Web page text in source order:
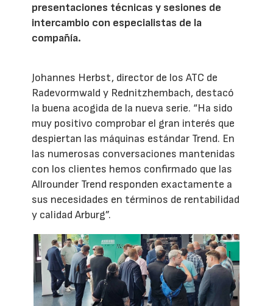
presentaciones técnicas y sesiones de
intercambio con especialistas de la
compañía.
Johannes Herbst, director de los ATC de
Radevormwald y Rednitzhembach, destacó
la buena acogida de la nueva serie. “Ha sido
muy positivo comprobar el gran interés que
despiertan las máquinas estándar Trend. En
las numerosas conversaciones mantenidas
con los clientes hemos confirmado que las
Allrounder Trend responden exactamente a
sus necesidades en términos de rentabilidad
y calidad Arburg”.